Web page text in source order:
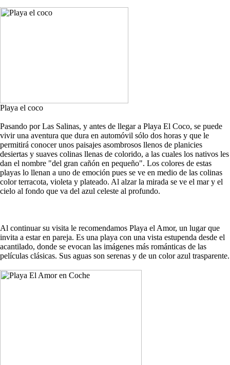
Playa el coco
Pasando por Las Salinas, y antes de llegar a Playa El Coco, se puede
vivir una aventura que dura en automóvil sólo dos horas y que le
permitirá conocer unos paisajes asombrosos llenos de planicies
desiertas y suaves colinas llenas de colorido, a las cuales los nativos les
dan el nombre "del gran cañón en pequeño". Los colores de estas
playas lo llenan a uno de emoción pues se ve en medio de las colinas
color terracota, violeta y plateado. Al alzar la mirada se ve el mar y el
cielo al fondo que va del azul celeste al profundo.
Al continuar su visita le recomendamos Playa el Amor, un lugar que
invita a estar en pareja. Es una playa con una vista estupenda desde el
acantilado, donde se evocan las imágenes más románticas de las
películas clásicas. Sus aguas son serenas y de un color azul trasparente.